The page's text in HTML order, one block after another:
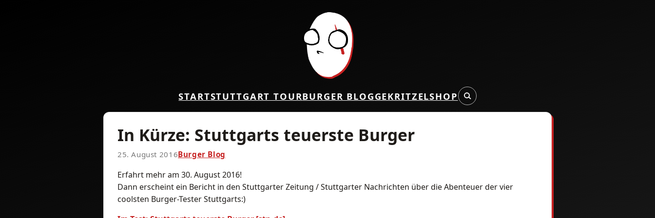
STARTSTUTTGART TOURBURGER BLOGGEKRITZELSHOP
In Kürze: Stuttgarts teuerste Burger
25. August 2016Burger Blog
Erfahrt mehr am 30. August 2016!
Dann erscheint ein Bericht in den Stuttgarter Zeitung / Stuttgarter Nachrichten über die Abenteuer der vier
coolsten Burger-Tester Stuttgarts:)